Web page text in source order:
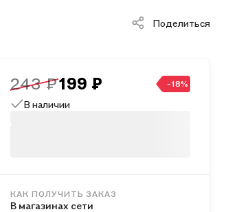
Поделиться
243 ₽199 ₽ -18%
В наличии
КАК ПОЛУЧИТЬ ЗАКАЗ
В магазинах сети